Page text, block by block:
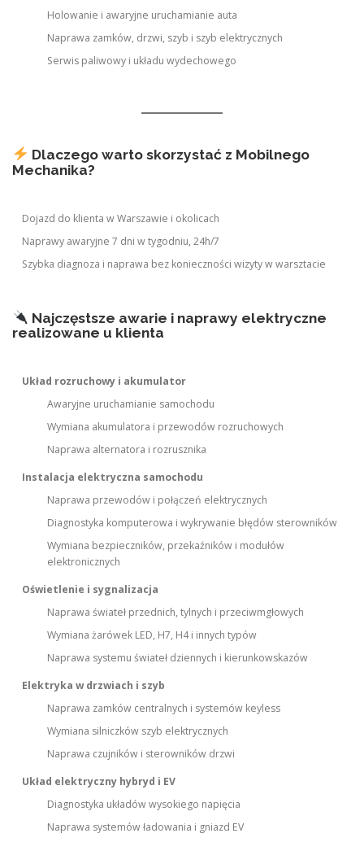
Holowanie i awaryjne uruchamianie auta
Naprawa zamków, drzwi, szyb i szyb elektrycznych
Serwis paliwowy i układu wydechowego
Dlaczego warto skorzystać z Mobilnego
Mechanika?
Dojazd do klienta w Warszawie i okolicach
Naprawy awaryjne 7 dni w tygodniu, 24h/7
Szybka diagnoza i naprawa bez konieczności wizyty w warsztacie
Najczęstsze awarie i naprawy elektryczne
realizowane u klienta
Układ rozruchowy i akumulator
Awaryjne uruchamianie samochodu
Wymiana akumulatora i przewodów rozruchowych
Naprawa alternatora i rozrusznika
Instalacja elektryczna samochodu
Naprawa przewodów i połączeń elektrycznych
Diagnostyka komputerowa i wykrywanie błędów sterowników
Wymiana bezpieczników, przekaźników i modułów
elektronicznych
Oświetlenie i sygnalizacja
Naprawa świateł przednich, tylnych i przeciwmgłowych
Wymiana żarówek LED, H7, H4 i innych typów
Naprawa systemu świateł dziennych i kierunkowskazów
Elektryka w drzwiach i szyb
Naprawa zamków centralnych i systemów keyless
Wymiana silniczków szyb elektrycznych
Naprawa czujników i sterowników drzwi
Układ elektryczny hybryd i EV
Diagnostyka układów wysokiego napięcia
Naprawa systemów ładowania i gniazd EV